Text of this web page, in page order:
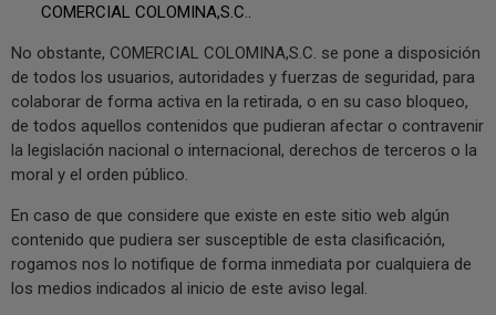
COMERCIAL COLOMINA,S.C..
No obstante, COMERCIAL COLOMINA,S.C. se pone a disposición
de todos los usuarios, autoridades y fuerzas de seguridad, para
colaborar de forma activa en la retirada, o en su caso bloqueo,
de todos aquellos contenidos que pudieran afectar o contravenir
la legislación nacional o internacional, derechos de terceros o la
moral y el orden público.
En caso de que considere que existe en este sitio web algún
contenido que pudiera ser susceptible de esta clasificación,
rogamos nos lo notifique de forma inmediata por cualquiera de
los medios indicados al inicio de este aviso legal.